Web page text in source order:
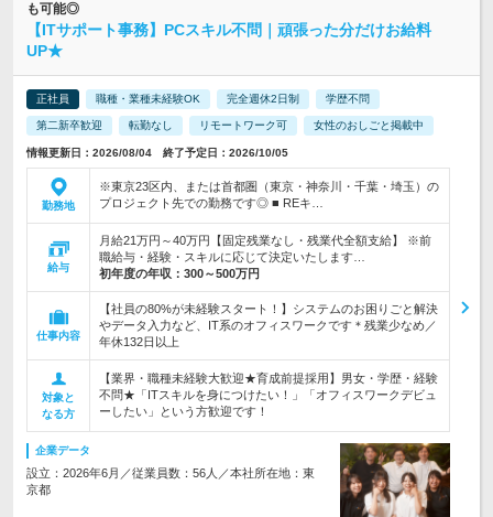
も可能◎
【ITサポート事務】PCスキル不問｜頑張った分だけお給料
UP★
正社員 職種・業種未経験OK 完全週休2日制 学歴不問
第二新卒歓迎 転勤なし リモートワーク可 女性のおしごと掲載中
情報更新日：2026/08/04 終了予定日：2026/10/05
勤務地
※東京23区内、または首都圏（東京・神奈川・千葉・埼玉）の
プロジェクト先での勤務です◎ ■ REキ…
給与
月給21万円～40万円【固定残業なし・残業代全額支給】 ※前
職給与・経験・スキルに応じて決定いたします…
初年度の年収： 300～500万円
仕事内容
【社員の80%が未経験スタート！】システムのお困りごと解決
やデータ入力など、IT系のオフィスワークです＊残業少なめ／
年休132日以上
対象と
なる方
【業界・職種未経験大歓迎★育成前提採用】男女・学歴・経験
不問★「ITスキルを身につけたい！」「オフィスワークデビュ
ーしたい」という方歓迎です！
企業データ
設立：2026年6月／従業員数：56人／本社所在地：東
京都